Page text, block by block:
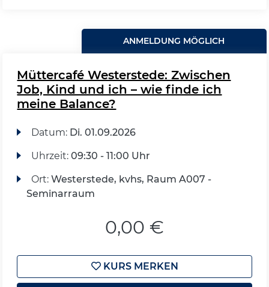
ANMELDUNG MÖGLICH
Müttercafé Westerstede: Zwischen
Job, Kind und ich – wie finde ich
meine Balance?
Datum: Di. 01.09.2026
Uhrzeit: 09:30 - 11:00 Uhr
Ort: Westerstede, kvhs, Raum A007 -
Seminarraum
0,00 €
KURS MERKEN